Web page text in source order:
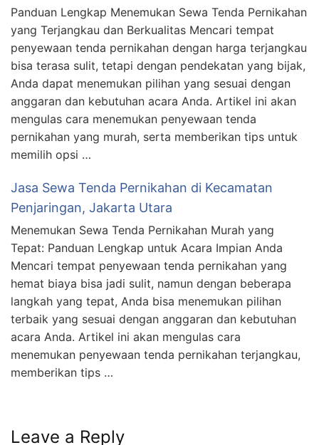
Panduan Lengkap Menemukan Sewa Tenda Pernikahan
yang Terjangkau dan Berkualitas Mencari tempat
penyewaan tenda pernikahan dengan harga terjangkau
bisa terasa sulit, tetapi dengan pendekatan yang bijak,
Anda dapat menemukan pilihan yang sesuai dengan
anggaran dan kebutuhan acara Anda. Artikel ini akan
mengulas cara menemukan penyewaan tenda
pernikahan yang murah, serta memberikan tips untuk
memilih opsi …
Jasa Sewa Tenda Pernikahan di Kecamatan
Penjaringan, Jakarta Utara
Menemukan Sewa Tenda Pernikahan Murah yang
Tepat: Panduan Lengkap untuk Acara Impian Anda
Mencari tempat penyewaan tenda pernikahan yang
hemat biaya bisa jadi sulit, namun dengan beberapa
langkah yang tepat, Anda bisa menemukan pilihan
terbaik yang sesuai dengan anggaran dan kebutuhan
acara Anda. Artikel ini akan mengulas cara
menemukan penyewaan tenda pernikahan terjangkau,
memberikan tips …
Leave a Reply